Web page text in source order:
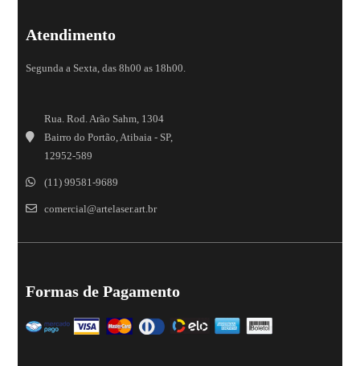
Atendimento
Segunda a Sexta, das 8h00 as 18h00.
Rua. Rod. Arão Sahm, 1304
Bairro do Portão, Atibaia - SP,
12952-589
(11) 99581-9689
comercial@artelaser.art.br
Formas de Pagamento